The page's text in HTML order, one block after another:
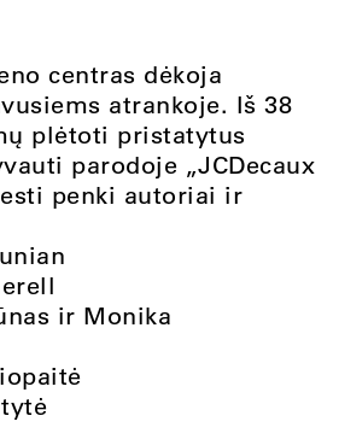
centras dėkoja
atrankoje. Iš 38
plėtoti pristatytus
parodoje „JCDecaux
penki autoriai ir
ir Monika